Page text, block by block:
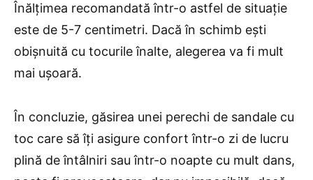
Înălțimea recomandată într-o astfel de situație
este de 5-7 centimetri. Dacă în schimb ești
obișnuită cu tocurile înalte, alegerea va fi mult
mai ușoară.
În concluzie, găsirea unei perechi de sandale cu
toc care să îți asigure confort într-o zi de lucru
plină de întâlniri sau într-o noapte cu mult dans,